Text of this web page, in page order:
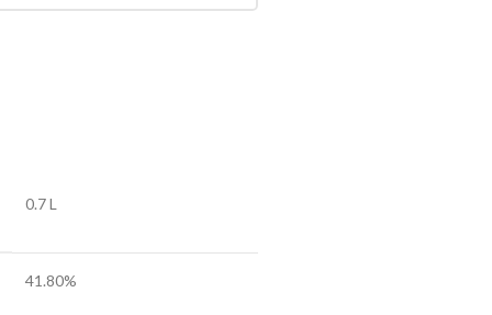
0.7 L
41.80%